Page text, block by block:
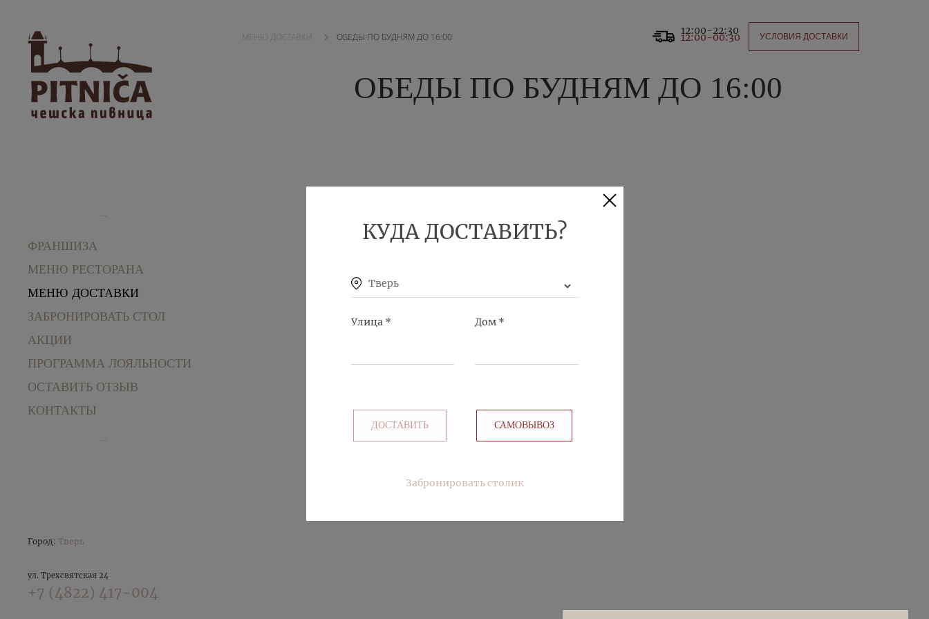
КУДА ДОСТАВИТЬ?
Тверь
Улица* Дом*
ДОСТАВИТЬ САМОВЫВОЗ
Забронировать столик
ФРАНШИЗА
МЕНЮ РЕСТОРАНА
МЕНЮ ДОСТАВКИ
ЗАБРОНИРОВАТЬ СТОЛ
АКЦИИ
ПРОГРАММА ЛОЯЛЬНОСТИ
ОСТАВИТЬ ОТЗЫВ
КОНТАКТЫ
Город: Тверь
ул. Трехсвятская 24
+7 (4822) 417-004
МЕНЮ ДОСТАВКИ ОБЕДЫ ПО БУДНЯМ ДО 16:00
12:00-22:30
12:00-00:30 УСЛОВИЯ ДОСТАВКИ
ОБЕДЫ ПО БУДНЯМ ДО 16:00